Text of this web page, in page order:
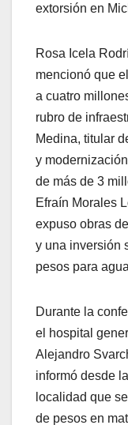
extorsión en
Rosa Icela
mencionó que
a cuatro
rubro de
Medina, titular
y
de más de 3
Efraín Morales
expuso obras
y una inversión
pesos para
Durante la
el hospital
Alejandro
informó desde
localidad que
de pesos en